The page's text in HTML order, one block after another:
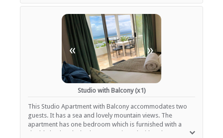
« »
Studio with Balcony (x1)
This Studio Apartment with Balcony accommodates two
guests. It has a sea and lovely mountain views. The
apartment has one bedroom which is furnished with a
double bed and a bathroom equipped with a shower,